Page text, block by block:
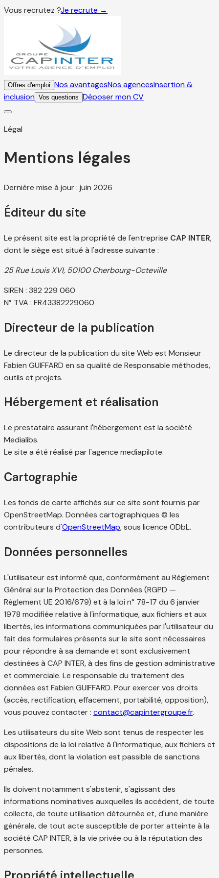
Vous recrutez ?Je recrute →
Offres d'emploi Nos avantagesNos agencesInsertion &
inclusion Vos questions Déposer mon CV
Légal
Mentions légales
Dernière mise à jour : juin 2026
Éditeur du site
Le présent site est la propriété de l'entreprise CAP INTER,
dont le siège est situé à l'adresse suivante :
25 Rue Louis XVI, 50100 Cherbourg-Octeville
SIREN : 382 229 060
N° TVA : FR43382229060
Directeur de la publication
Le directeur de la publication du site Web est Monsieur
Fabien GUIFFARD en sa qualité de Responsable méthodes,
outils et projets.
Hébergement et réalisation
Le prestataire assurant l'hébergement est la société
Medialibs.
Le site a été réalisé par l'agence mediapilote.
Cartographie
Les fonds de carte affichés sur ce site sont fournis par
OpenStreetMap. Données cartographiques © les
contributeurs d'OpenStreetMap, sous licence ODbL.
Données personnelles
L'utilisateur est informé que, conformément au Règlement
Général sur la Protection des Données (RGPD —
Règlement UE 2016/679) et à la loi n° 78-17 du 6 janvier
1978 modifiée relative à l'informatique, aux fichiers et aux
libertés, les informations communiquées par l'utilisateur du
fait des formulaires présents sur le site sont nécessaires
pour répondre à sa demande et sont exclusivement
destinées à CAP INTER, à des fins de gestion administrative
et commerciale. Le responsable du traitement des
données est Fabien GUIFFARD. Pour exercer vos droits
(accès, rectification, effacement, portabilité, opposition),
vous pouvez contacter : contact@capintergroupe.fr.
Les utilisateurs du site Web sont tenus de respecter les
dispositions de la loi relative à l'informatique, aux fichiers et
aux libertés, dont la violation est passible de sanctions
pénales.
Ils doivent notamment s'abstenir, s'agissant des
informations nominatives auxquelles ils accèdent, de toute
collecte, de toute utilisation détournée et, d'une manière
générale, de tout acte susceptible de porter atteinte à la
société CAP INTER, à la vie privée ou à la réputation des
personnes.